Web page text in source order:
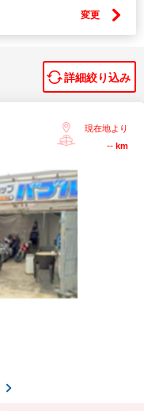
変更
詳細絞り込み
現在地より
-- km